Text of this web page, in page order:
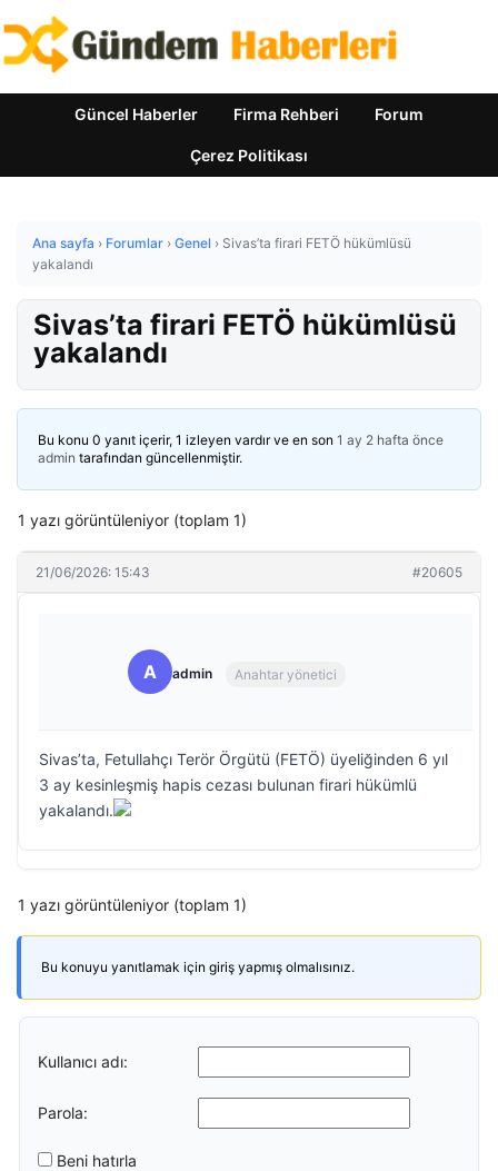
Güncel Haberler Firma Rehberi Forum
Çerez Politikası
Ana sayfa › Forumlar › Genel › Sivas’ta firari FETÖ hükümlüsü
yakalandı
Sivas’ta firari FETÖ hükümlüsü
yakalandı
Bu konu 0 yanıt içerir, 1 izleyen vardır ve en son 1 ay 2 hafta önce
admin tarafından güncellenmiştir.
1 yazı görüntüleniyor (toplam 1)
21/06/2026: 15:43 #20605
A admin Anahtar yönetici
Sivas’ta, Fetullahçı Terör Örgütü (FETÖ) üyeliğinden 6 yıl
3 ay kesinleşmiş hapis cezası bulunan firari hükümlü
yakalandı.
1 yazı görüntüleniyor (toplam 1)
Bu konuyu yanıtlamak için giriş yapmış olmalısınız.
Kullanıcı adı:
Parola:
Beni hatırla